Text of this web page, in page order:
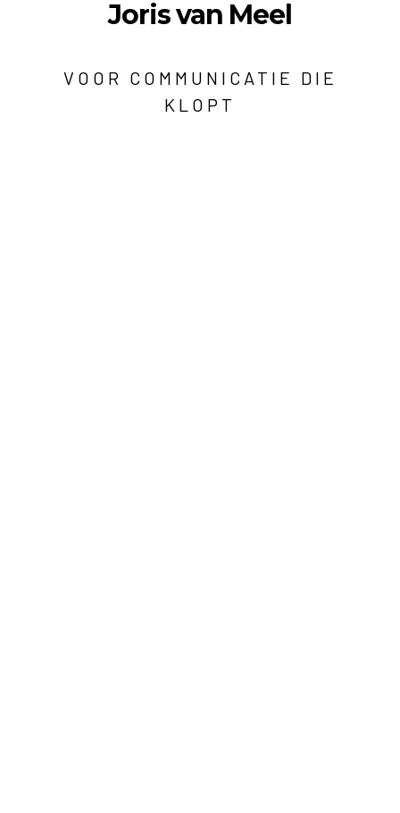
Joris van Meel
VOOR COMMUNICATIE DIE
KLOPT